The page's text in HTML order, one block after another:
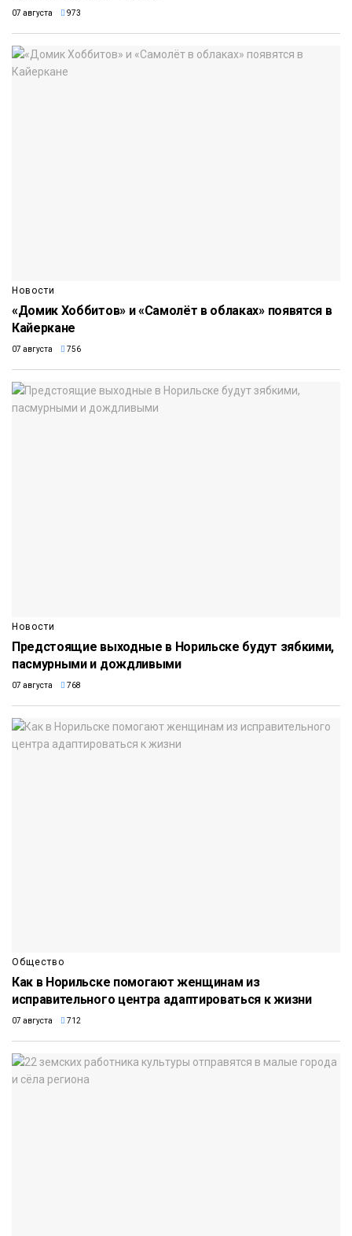
07 августа 973
Новости
«Домик Хоббитов» и «Самолёт в облаках» появятся в
Кайеркане
07 августа 756
Новости
Предстоящие выходные в Норильске будут зябкими,
пасмурными и дождливыми
07 августа 768
Общество
Как в Норильске помогают женщинам из
исправительного центра адаптироваться к жизни
07 августа 712